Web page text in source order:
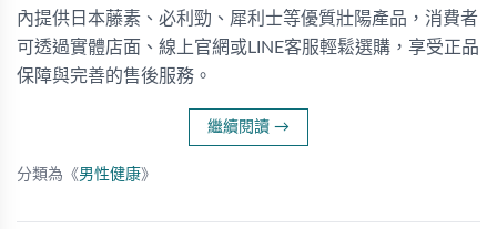
內提供日本藤素、必利勁、犀利士等優質壯陽產品，消費者
可透過實體店面、線上官網或LINE客服輕鬆選購，享受正品
保障與完善的售後服務。
繼續閱讀 →
分類為《男性健康》